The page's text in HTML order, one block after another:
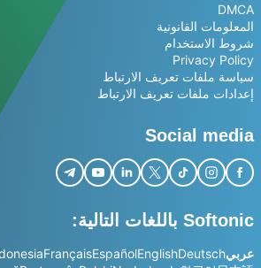
DMCA
المعلومات القانونية
شروط الاستخدام
Privacy Policy
سياسة ملفات تعريف الارتباط
إعدادات ملفات تعريف الارتباط
Social media
Softonic باللغات التالية:
عربيDeutsch
English
Español
Français